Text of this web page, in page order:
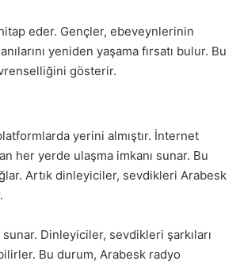
eder. Gençler, ebeveynlerinin
yeniden yaşama fırsatı bulur. Bu
gösterir.
yerini almıştır. İnternet
her yerde ulaşma imkanı sunar. Bu
Artık dinleyiciler, sevdikleri Arabesk
Dinleyiciler, sevdikleri şarkıları
Bu durum, Arabesk radyo